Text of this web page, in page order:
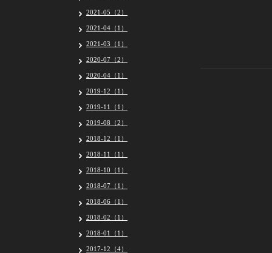
2021-05（2）
2021-04（1）
2021-03（1）
2020-07（2）
2020-04（1）
2019-12（1）
2019-11（1）
2019-08（2）
2018-12（1）
2018-11（1）
2018-10（1）
2018-07（1）
2018-06（1）
2018-02（1）
2018-01（1）
2017-12（4）